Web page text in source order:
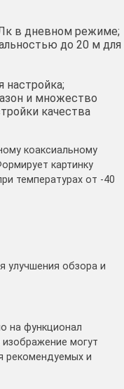
в дневном режиме;
до 20 м для
настройка;
и множество
качества
коаксиальному
картинку
температурах от -40
улучшения обзора и
на функционал
могут
рекомендуемых и